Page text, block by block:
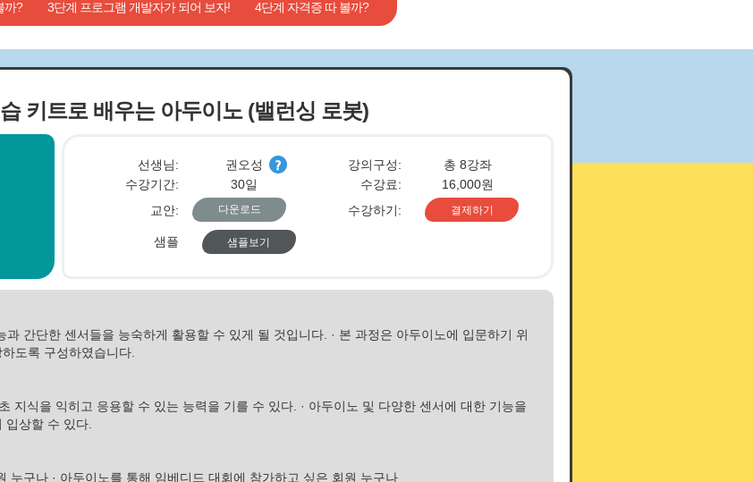
AI 멀티미디어 활용 AI 프로그래밍 활용 AI 업무 활용 AI자격증
까? 3단계 프로그램 개발자가 되어 보자! 4단계 자격증 따 볼까?
키트로 배우는 아두이노 (밸런싱 로봇)
선생님: 권오성 강의구성:
총 8강좌
수강기간:
30일 수강료:
16,000원
교안:
다운로드 수강하기: 결제하기
샘플 샘플보기
과 간단한 센서들을 능숙하게 활용할 수 있게 될 것입니다. · 본 과정은 아두이노에 입문하기 위
도록 구성하였습니다.
지식을 익히고 응용할 수 있는 능력을 기를 수 있다. · 아두이노 및 다양한 센서에 대한 기능을
상할 수 있다.
누구나 · 아두이노를 통해 임베디드 대회에 참가하고 싶은 회원 누구나